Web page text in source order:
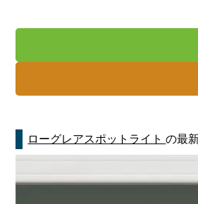
ローグレアスポットライトの最